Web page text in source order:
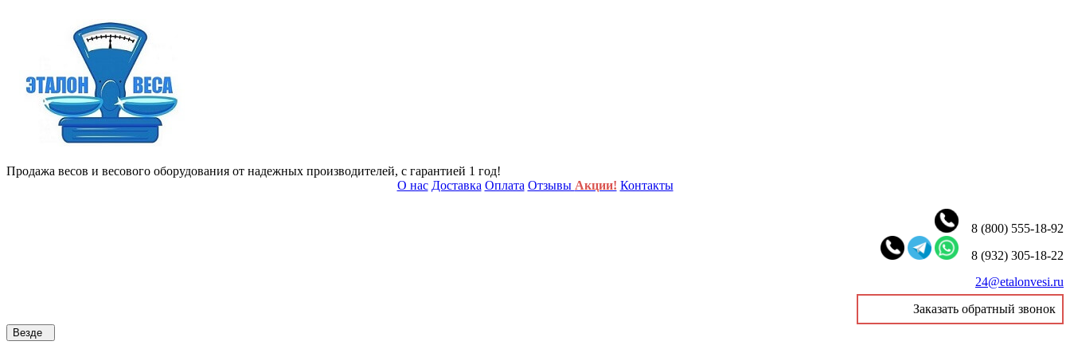
Продажа весов и весового оборудования от надежных производителей, с гарантией 1 год!
О нас Доставка Оплата Отзывы Акции! Контакты
8 (800) 555-18-92
8 (932) 305-18-22
24@etalonvesi.ru
Заказать обратный звонок
Везде